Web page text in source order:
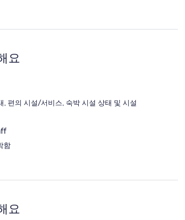
요
, 편의 시설/서비스, 숙박 시설 상태 및 시설
함
요